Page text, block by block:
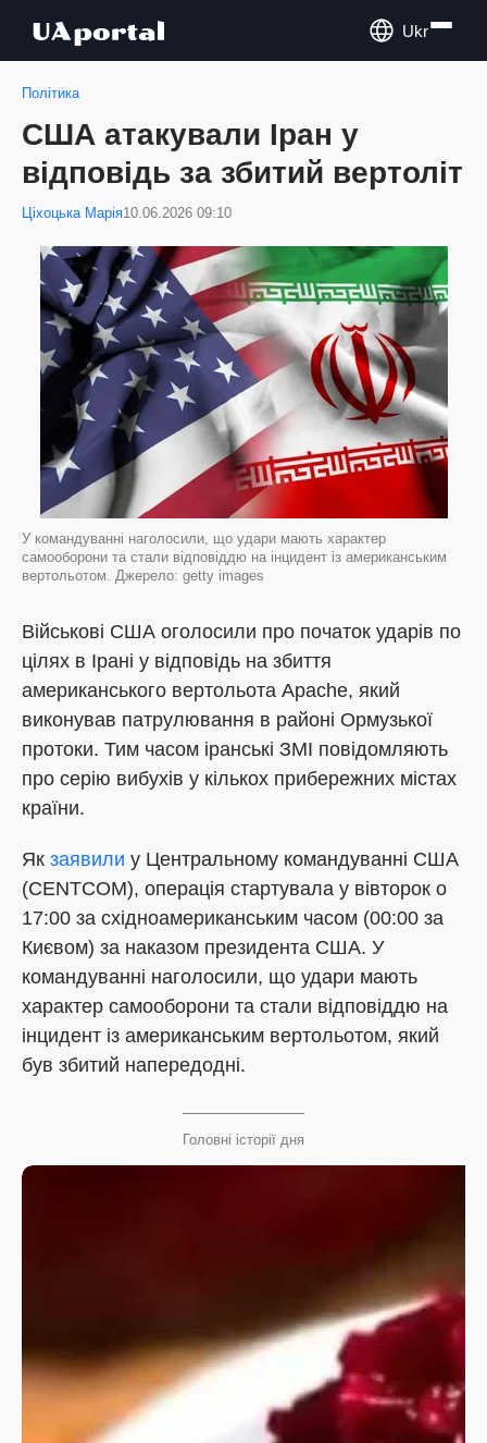
Ukr
Політика
США атакували Іран у
відповідь за збитий вертоліт
Ціхоцька Марія10.06.2026 09:10
У командуванні наголосили, що удари мають характер
самооборони та стали відповіддю на інцидент із американським
вертольотом. Джерело: getty images
Військові США оголосили про початок ударів по
цілях в Ірані у відповідь на збиття
американського вертольота Apache, який
виконував патрулювання в районі Ормузької
протоки. Тим часом іранські ЗМІ повідомляють
про серію вибухів у кількох прибережних містах
країни.
Як заявили у Центральному командуванні США
(CENTCOM), операція стартувала у вівторок о
17:00 за східноамериканським часом (00:00 за
Києвом) за наказом президента США. У
командуванні наголосили, що удари мають
характер самооборони та стали відповіддю на
інцидент із американським вертольотом, який
був збитий напередодні.
Головні історії дня